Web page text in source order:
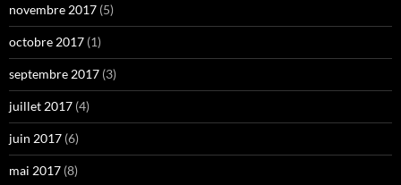
novembre 2017 (5)
octobre 2017 (1)
septembre 2017 (3)
juillet 2017 (4)
juin 2017 (6)
mai 2017 (8)